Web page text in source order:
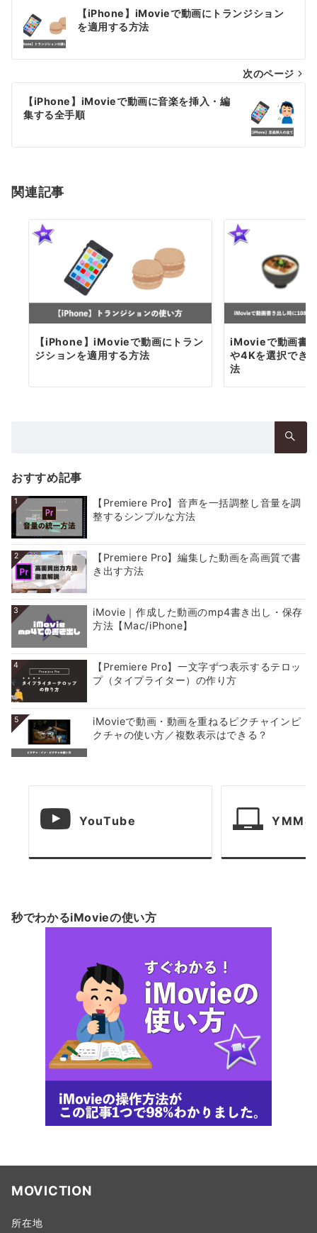
稿
ナ
ビ
シ
ン
【iPhone】iMovieで動画にトランジション
を適用する方法
次のページ
【iPhone】iMovieで動画に音楽を挿入・編
集する全手順
関連記事
【iPhone】iMovieで動画にトラン
ジションを適用する方法
iMovieで動画書
や4Kを選択でき
法
おすすめ記事
1
【Premiere Pro】音声を一括調整し音量を調
整するシンプルな方法
2
【Premiere Pro】編集した動画を高画質で書
き出す方法
3
iMovie｜作成した動画のmp4書き出し・保存
方法【Mac/iPhone】
4
【Premiere Pro】一文字ずつ表示するテロッ
プ（タイプライター）の作り方
5
iMovieで動画・動画を重ねるピクチャインピ
クチャの使い方／複数表示はできる？
YouTube YMM4
秒でわかるiMovieの使い方
MOVICTION
所在地